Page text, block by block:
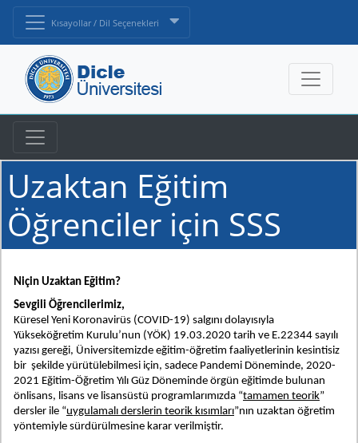
Kısayollar / Dil Seçenekleri
Uzaktan Eğitim
Öğrenciler için SSS
Niçin Uzaktan Eğitim?
Sevgili Öğrencilerimiz,
Küresel Yeni Koronavirüs (COVID-19) salgını dolayısıyla
Yükseköğretim Kurulu’nun (YÖK) 19.03.2020 tarih ve E.22344 sayılı
yazısı gereği, Üniversitemizde eğitim-öğretim faaliyetlerinin kesintisiz
bir şekilde yürütülebilmesi için, sadece Pandemi Döneminde, 2020-
2021 Eğitim-Öğretim Yılı Güz Döneminde örgün eğitimde bulunan
önlisans, lisans ve lisansüstü programlarımızda “tamamen teorik”
dersler ile “uygulamalı derslerin teorik kısımları”nın uzaktan öğretim
yöntemiyle sürdürülmesine karar verilmiştir.